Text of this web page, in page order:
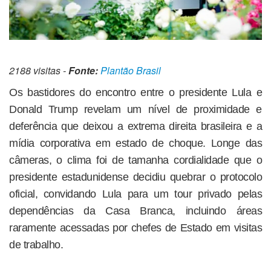
2188 visitas -Fonte:Plantão Brasil
Os bastidores do encontro entre o presidente Lula e
Donald Trump revelam um nível de proximidade e
deferência que deixou a extrema direita brasileira e a
mídia corporativa em estado de choque. Longe das
câmeras, o clima foi de tamanha cordialidade que o
presidente estadunidense decidiu quebrar o protocolo
oficial, convidando Lula para um tour privado pelas
dependências da Casa Branca, incluindo áreas
raramente acessadas por chefes de Estado em visitas
de trabalho.